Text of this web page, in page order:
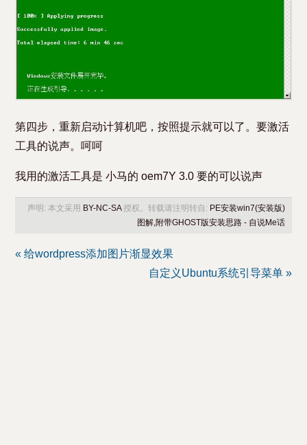
第四步，重新启动计算机吧，按照提示就可以了。要激活
工具的说声。呵呵
我用的激活工具是 小马的 oem7Y 3.0 要的可以说声
声明: 本文采用 BY-NC-SA授权。转载请注明转自: PE安装win7(安装版)
图解,附带GHOST版安装思路 - 自说Me话
« 给wordpress添加图片渐显效果
自定义Ubuntu系统引导菜单 »